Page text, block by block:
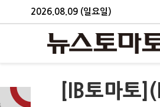
2026.08.09 (일요일)
[IB토마토